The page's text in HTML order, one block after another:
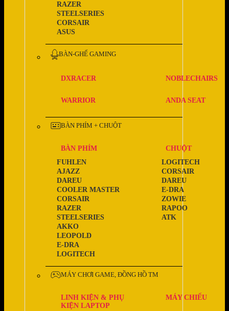
ASUS
CORSAIR
STEELSERIES
RAZER
BÀN-GHẾ GAMING
DXRACER NOBLECHAIRS
WARRIOR ANDA SEAT
BÀN PHÍM + CHUỘT
BÀN PHÍM
LOGITECH
E-DRA
LEOPOLD
AKKO
STEELSERIES
RAZER
CORSAIR
COOLER MASTER
DAREU
AJAZZ
FUHLEN
CHUỘT
ATK
RAPOO
ZOWIE
E-DRA
DAREU
CORSAIR
LOGITECH
MÁY CHƠI GAME, ĐỒNG HỒ TM
LINH KIỆN & PHỤ
KIỆN LAPTOP
MÁY CHIẾU